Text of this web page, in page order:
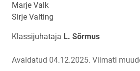
Marje Valk
Sirje Valting
Klassijuhataja L. Sõrmus
Avaldatud 04.12.2025. Viimati